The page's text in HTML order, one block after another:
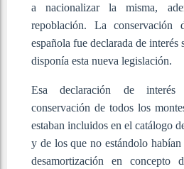
a nacionalizar la misma,
repoblación. La conservación
española fue declarada de interés
disponía esta nueva legislación.
Esa declaración de
conservación de todos los
estaban incluidos en el catálogo
y de los que no estándolo
desamortización en concepto